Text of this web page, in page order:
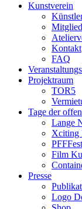
Kunstverein
Kontakt
FAQ
Projektraum
TOR5
Tage der
Lange
Xciting
Film
Presse
Logo